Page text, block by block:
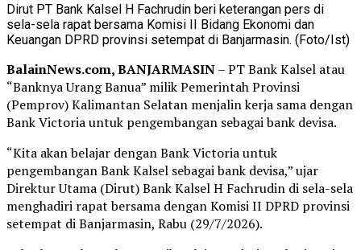
Dirut PT Bank Kalsel H Fachrudin beri keterangan pers di
sela-sela rapat bersama Komisi II Bidang Ekonomi dan
Keuangan DPRD provinsi setempat di Banjarmasin. (Foto/Ist)
BalainNews.com, BANJARMASIN– PT Bank Kalsel atau
“Banknya Urang Banua” milik Pemerintah Provinsi
(Pemprov) Kalimantan Selatan menjalin kerja sama dengan
Bank Victoria untuk pengembangan sebagai bank devisa.
“Kita akan belajar dengan Bank Victoria untuk
pengembangan Bank Kalsel sebagai bank devisa,” ujar
Direktur Utama (Dirut) Bank Kalsel H Fachrudin di sela-sela
menghadiri rapat bersama dengan Komisi II DPRD provinsi
setempat di Banjarmasin, Rabu (29/7/2026).